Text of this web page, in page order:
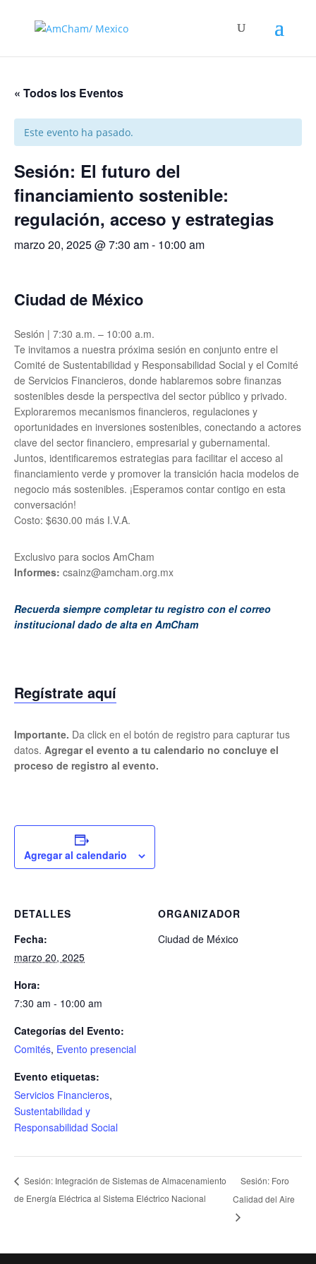
« Todos los Eventos
Este evento ha pasado.
Sesión: El futuro del
financiamiento sostenible:
regulación, acceso y estrategias
marzo 20, 2025 @ 7:30 am- 10:00 am
Ciudad de México
Sesión | 7:30 a.m. – 10:00 a.m.
Te invitamos a nuestra próxima sesión en conjunto entre el
Comité de Sustentabilidad y Responsabilidad Social y el Comité
de Servicios Financieros, donde hablaremos sobre finanzas
sostenibles desde la perspectiva del sector público y privado.
Exploraremos mecanismos financieros, regulaciones y
oportunidades en inversiones sostenibles, conectando a actores
clave del sector financiero, empresarial y gubernamental.
Juntos, identificaremos estrategias para facilitar el acceso al
financiamiento verde y promover la transición hacia modelos de
negocio más sostenibles. ¡Esperamos contar contigo en esta
conversación!
Costo: $630.00 más I.V.A.
Exclusivo para socios AmCham
Informes: csainz@amcham.org.mx
Recuerda siempre completar tu registro con el correo
institucional dado de alta en AmCham
Regístrate aquí
Importante. Da click en el botón de registro para capturar tus
datos. Agregar el evento a tu calendario no concluye el
proceso de registro al evento.
Agregar al calendario
DETALLES
Fecha:
marzo 20, 2025
Hora:
7:30 am - 10:00 am
Categorías del Evento:
Comités, Evento presencial
Evento etiquetas:
Servicios Financieros,
Sustentabilidad y
Responsabilidad Social
ORGANIZADOR
Ciudad de México
Sesión: Integración de Sistemas de Almacenamiento
de Energía Eléctrica al Sistema Eléctrico Nacional
Sesión: Foro
Calidad del Aire